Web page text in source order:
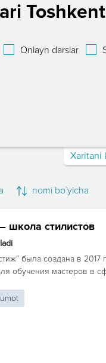
Onlayn darslar
Xaritani
nomi bo`yicha
школа стилистов
была создана в 2017
обучения мастеров в